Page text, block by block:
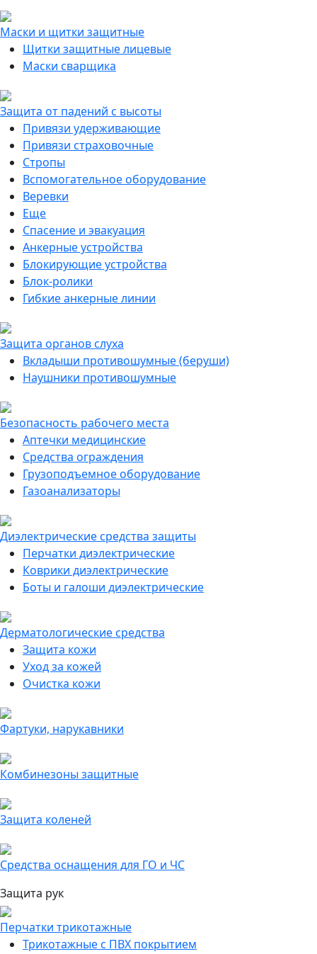
Маски и щитки защитные
Щитки защитные лицевые
Маски сварщика
Защита от падений с высоты
Привязи удерживающие
Привязи страховочные
Стропы
Вспомогательное оборудование
Веревки
Еще
Спасение и эвакуация
Анкерные устройства
Блокирующие устройства
Блок-ролики
Гибкие анкерные линии
Защита органов слуха
Вкладыши противошумные (беруши)
Наушники противошумные
Безопасность рабочего места
Аптечки медицинские
Средства ограждения
Грузоподъемное оборудование
Газоанализаторы
Диэлектрические средства защиты
Перчатки диэлектрические
Коврики диэлектрические
Боты и галоши диэлектрические
Дерматологические средства
Защита кожи
Уход за кожей
Очистка кожи
Фартуки, нарукавники
Комбинезоны защитные
Защита коленей
Средства оснащения для ГО и ЧС
Защита рук
Перчатки трикотажные
Трикотажные с ПВХ покрытием